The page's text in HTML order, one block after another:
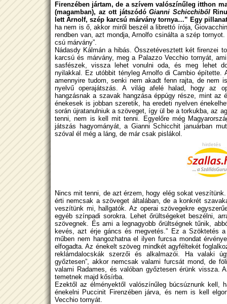
Firenzében jártam, de a szívem valószínűleg itthon
(magamban), az ott játszódóGianni Schicchiből
lett Arnolf, szép karcsú márvány tornya…” Egy
ha nem is ő, akkor miről beszél a librettó írója,
rendben van, azt mondja, Arnolfo csinálta a szép
csú márvány”.
Nádasdy Kálmán a hibás. Összetévesztett két firenzei
karcsú és márvány, meg a Palazzo Vecchio tornyát,
sasfészek, vissza lehet vonulni oda, és meg lehet
nyilakkal. Ez utóbbit tényleg Arnolfo di Cambio építette.
amennyire tudom, senki nem akadt fenn rajta, de nem
nyelvű operajátszás. A világ afelé halad, hogy az
hangzásnak a szavak hangzása éppúgy része, mint az
énekesek is jobban szeretik, ha eredeti nyelven
során újratanulniuk a szöveget, így ül be a torkukba, az
tenni, nem is kell mit tenni. Egyelőre még
játszás hagyományát, a Gianni Schicchit januárban
szóval él még a láng, de már csak pislákol.
hirdetés
Nincs mit tenni, de azt érzem, hogy elég sokat
érti nemcsak a szöveget általában, de a konkrét
veszítünk mi, hallgatók. Az operai szövegekre
egyéb színpadi sorokra. Lehet őrültségeket beszélni,
szövegnek. És ami a legnagyobb őrültségnek tűnik,
kevés, azt érje gáncs és megvetés.” Ez a Szöktetés
műben nem hangozhatna el ilyen furcsa mondat
elfogadta. Az énekelt szöveg mindkét agyféltekét
reklámdalocskák szerzői és alkalmazói. Ha valaki
győztesen”, akkor nemcsak valami furcsát mond, de
valami Radames, és valóban győztesen érünk vissza.
temetnek majd kősírba.
Ezektől az élményektől valószínűleg búcsúznunk kell,
énekelni Puccinit Firenzében járva, és nem is kell
Vecchio tornyát.